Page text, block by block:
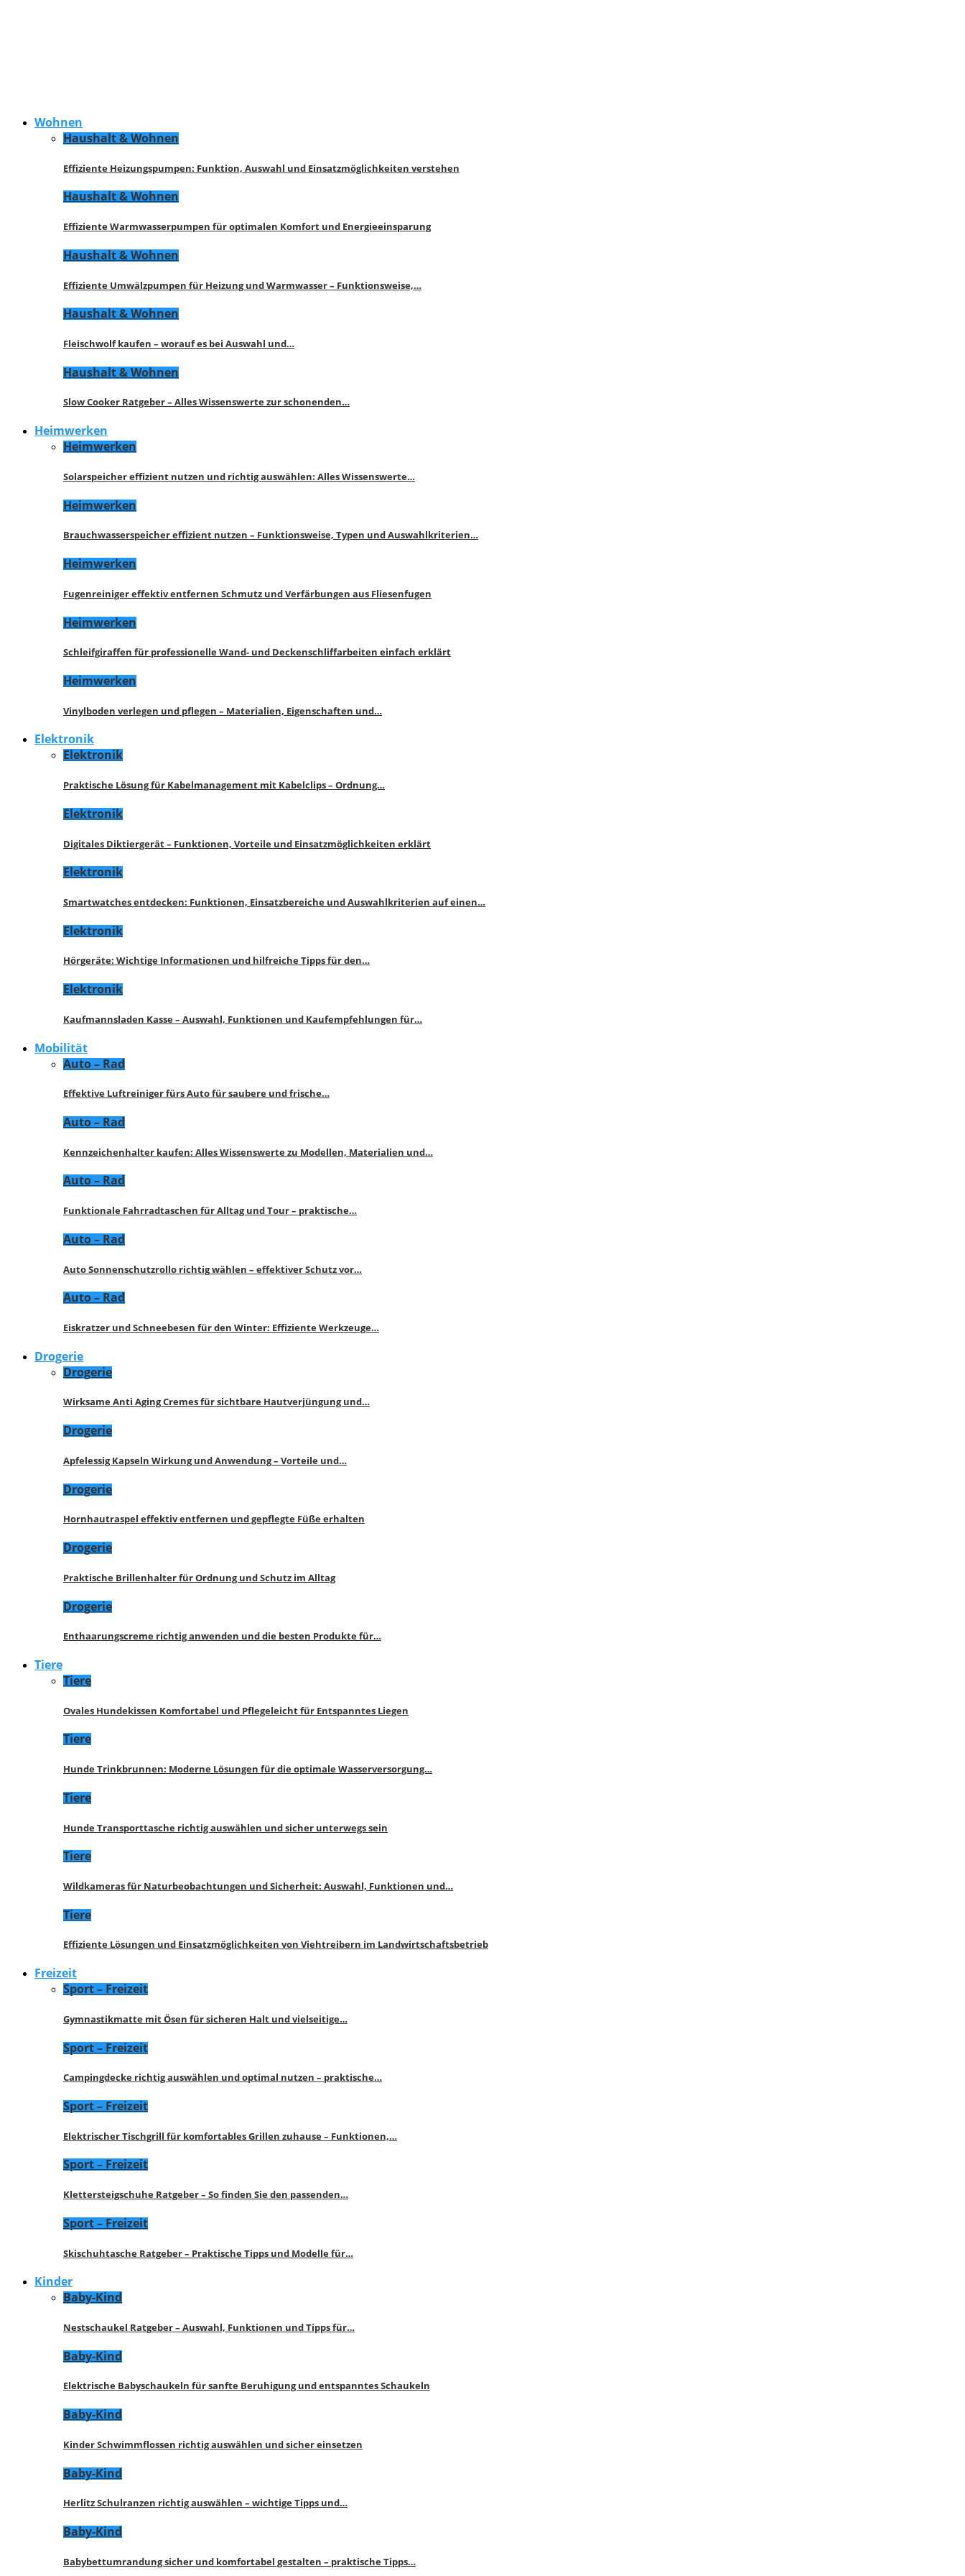
Wohnen
Haushalt & Wohnen
Effiziente Heizungspumpen: Funktion, Auswahl und Einsatzmöglichkeiten verstehen
Haushalt & Wohnen
Effiziente Warmwasserpumpen für optimalen Komfort und Energieeinsparung
Haushalt & Wohnen
Effiziente Umwälzpumpen für Heizung und Warmwasser – Funktionsweise,…
Haushalt & Wohnen
Fleischwolf kaufen – worauf es bei Auswahl und…
Haushalt & Wohnen
Slow Cooker Ratgeber – Alles Wissenswerte zur schonenden…
Heimwerken
Heimwerken
Solarspeicher effizient nutzen und richtig auswählen: Alles Wissenswerte…
Heimwerken
Brauchwasserspeicher effizient nutzen – Funktionsweise, Typen und Auswahlkriterien…
Heimwerken
Fugenreiniger effektiv entfernen Schmutz und Verfärbungen aus Fliesenfugen
Heimwerken
Schleifgiraffen für professionelle Wand- und Deckenschliffarbeiten einfach erklärt
Heimwerken
Vinylboden verlegen und pflegen – Materialien, Eigenschaften und…
Elektronik
Elektronik
Praktische Lösung für Kabelmanagement mit Kabelclips – Ordnung…
Elektronik
Digitales Diktiergerät – Funktionen, Vorteile und Einsatzmöglichkeiten erklärt
Elektronik
Smartwatches entdecken: Funktionen, Einsatzbereiche und Auswahlkriterien auf einen…
Elektronik
Hörgeräte: Wichtige Informationen und hilfreiche Tipps für den…
Elektronik
Kaufmannsladen Kasse – Auswahl, Funktionen und Kaufempfehlungen für…
Mobilität
Auto – Rad
Effektive Luftreiniger fürs Auto für saubere und frische…
Auto – Rad
Kennzeichenhalter kaufen: Alles Wissenswerte zu Modellen, Materialien und…
Auto – Rad
Funktionale Fahrradtaschen für Alltag und Tour – praktische…
Auto – Rad
Auto Sonnenschutzrollo richtig wählen – effektiver Schutz vor…
Auto – Rad
Eiskratzer und Schneebesen für den Winter: Effiziente Werkzeuge…
Drogerie
Drogerie
Wirksame Anti Aging Cremes für sichtbare Hautverjüngung und…
Drogerie
Apfelessig Kapseln Wirkung und Anwendung – Vorteile und…
Drogerie
Hornhautraspel effektiv entfernen und gepflegte Füße erhalten
Drogerie
Praktische Brillenhalter für Ordnung und Schutz im Alltag
Drogerie
Enthaarungscreme richtig anwenden und die besten Produkte für…
Tiere
Tiere
Ovales Hundekissen Komfortabel und Pflegeleicht für Entspanntes Liegen
Tiere
Hunde Trinkbrunnen: Moderne Lösungen für die optimale Wasserversorgung…
Tiere
Hunde Transporttasche richtig auswählen und sicher unterwegs sein
Tiere
Wildkameras für Naturbeobachtungen und Sicherheit: Auswahl, Funktionen und…
Tiere
Effiziente Lösungen und Einsatzmöglichkeiten von Viehtreibern im Landwirtschaftsbetrieb
Freizeit
Sport – Freizeit
Gymnastikmatte mit Ösen für sicheren Halt und vielseitige…
Sport – Freizeit
Campingdecke richtig auswählen und optimal nutzen – praktische…
Sport – Freizeit
Elektrischer Tischgrill für komfortables Grillen zuhause – Funktionen,…
Sport – Freizeit
Klettersteigschuhe Ratgeber – So finden Sie den passenden…
Sport – Freizeit
Skischuhtasche Ratgeber – Praktische Tipps und Modelle für…
Kinder
Baby-Kind
Nestschaukel Ratgeber – Auswahl, Funktionen und Tipps für…
Baby-Kind
Elektrische Babyschaukeln für sanfte Beruhigung und entspanntes Schaukeln
Baby-Kind
Kinder Schwimmflossen richtig auswählen und sicher einsetzen
Baby-Kind
Herlitz Schulranzen richtig auswählen – wichtige Tipps und…
Baby-Kind
Babybettumrandung sicher und komfortabel gestalten – praktische Tipps…